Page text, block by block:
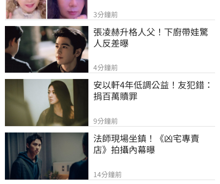
3分鐘前
張凌赫升格人父！下廚帶娃驚
人反差曝
4分鐘前
安以軒4年低調公益！友犯錯：
捐百萬贖罪
9分鐘前
法師現場坐鎮！《凶宅專賣
店》拍攝內幕曝
14分鐘前